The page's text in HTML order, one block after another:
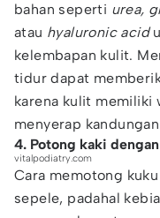
bahan seperti urea,
atau hyaluronic acid
kelembapan kulit.
tidur dapat
karena kulit memiliki
menyerap
4. Potong kaki
vitalpodiatry.com
Cara memotong
sepele, padahal